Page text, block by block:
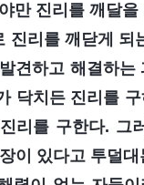
만 진리를 깨달
진리를 깨닫게
견하고 해결하
닥치든 진리를
리를 구한다.
이 있다고 투덜